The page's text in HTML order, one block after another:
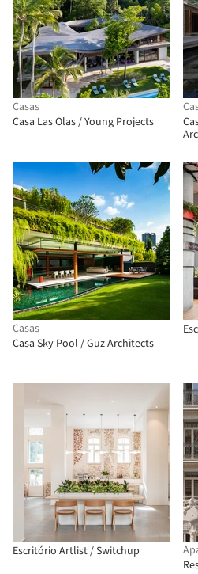
Casas
Casa Las Olas / Young Projects
Casas
Casa Sky Pool / Guz Architects
Escritório Artlist / Switchup